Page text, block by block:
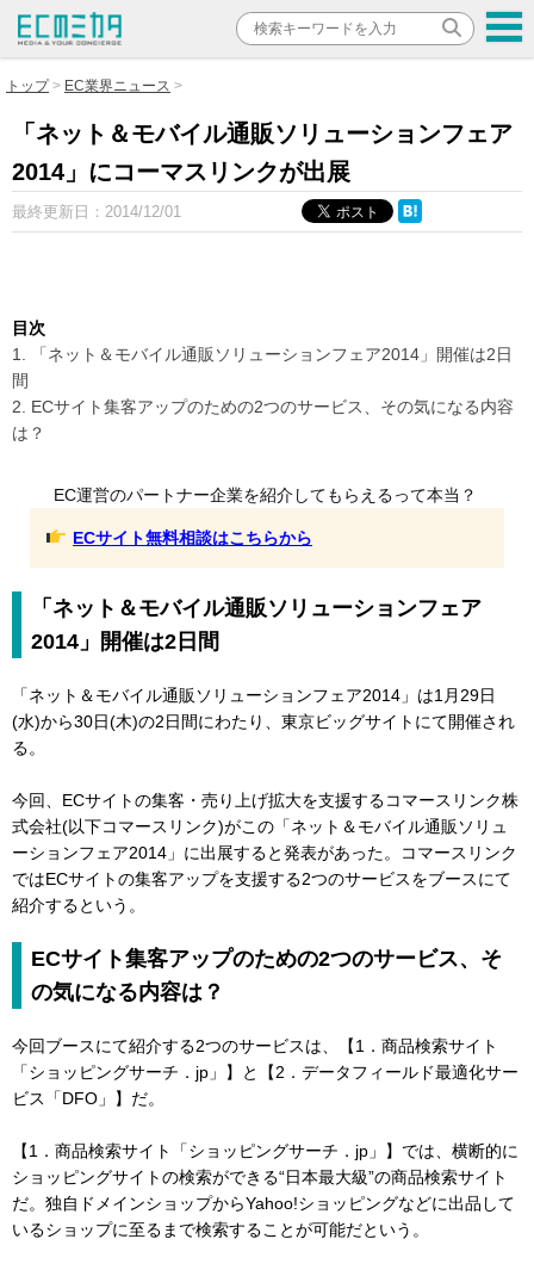
トップ EC業界ニュース
「ネット＆モバイル通販ソリューションフェア
2014」にコーマスリンクが出展
最終更新日： 2014/12/01
目次
1. 「ネット＆モバイル通販ソリューションフェア2014」開催は2日
間
2. ECサイト集客アップのための2つのサービス、その気になる内容
は？
EC運営のパートナー企業を紹介してもらえるって本当？
ECサイト無料相談はこちらから
「ネット＆モバイル通販ソリューションフェア
2014」開催は2日間
「ネット＆モバイル通販ソリューションフェア2014」は1月29日
(水)から30日(木)の2日間にわたり、東京ビッグサイトにて開催され
る。
今回、ECサイトの集客・売り上げ拡大を支援するコマースリンク株
式会社(以下コマースリンク)がこの「ネット＆モバイル通販ソリュ
ーションフェア2014」に出展すると発表があった。コマースリンク
ではECサイトの集客アップを支援する2つのサービスをブースにて
紹介するという。
ECサイト集客アップのための2つのサービス、そ
の気になる内容は？
今回ブースにて紹介する2つのサービスは、【1．商品検索サイト
「ショッピングサーチ．jp」】と【2．データフィールド最適化サー
ビス「DFO」】だ。
【1．商品検索サイト「ショッピングサーチ．jp」】では、横断的に
ショッピングサイトの検索ができる“日本最大級”の商品検索サイト
だ。独自ドメインショップからYahoo!ショッピングなどに出品して
いるショップに至るまで検索することが可能だという。